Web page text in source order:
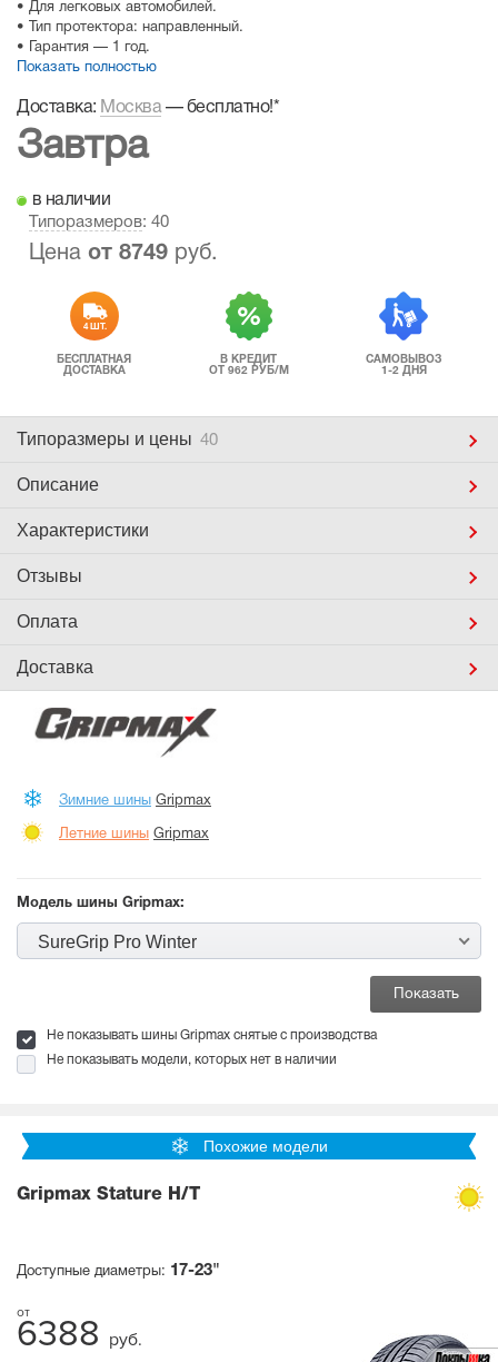
• Для легковых автомобилей.
• Тип протектора: направленный.
• Гарантия — 1 год.
Показать полностью
Доставка: Москва— бесплатно!*
Завтра
в наличии
Типоразмеров: 40
Цена от 8749 руб.
4 ШТ.
БЕСПЛАТНАЯ
ДОСТАВКА
В КРЕДИТ
ОТ 962 РУБ/М
САМОВЫВОЗ
1-2 ДНЯ
Типоразмеры и цены 40
Описание
Характеристики
Отзывы
Оплата
Доставка
Зимние шины Gripmax
Летние шины Gripmax
Модель шины Gripmax:
SureGrip Pro Winter
Не показывать шины Gripmax снятые с производства
Не показывать модели, которых нет в наличии
Похожие модели
Gripmax Stature H/T
Доступные диаметры: 17-23"
6388 руб.